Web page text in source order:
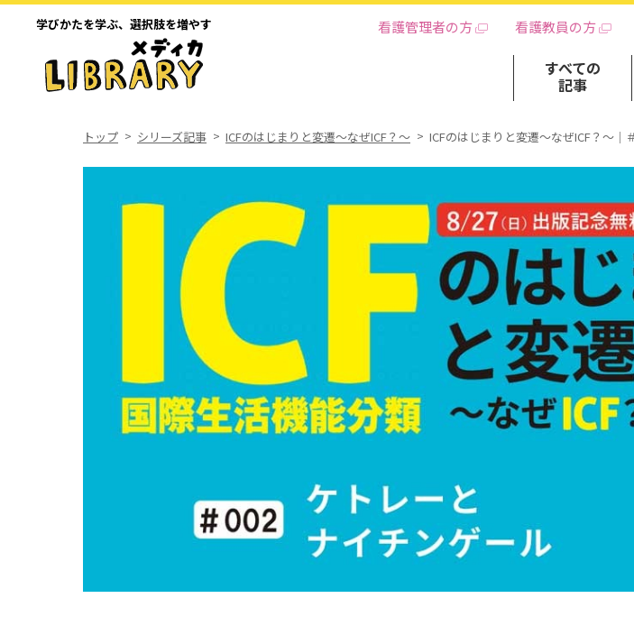
学びかたを学ぶ、 選択肢を増やす 看護管理者の方 看護教員の方
すべての
記事
トップ シリーズ記事 ICFのはじまりと変遷～なぜICF？～ ICFのはじまりと変遷～なぜICF？～｜